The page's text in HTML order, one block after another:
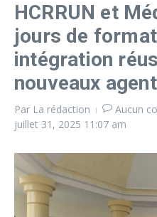
HCRRUN et
jours de
intégration
nouveaux
Par La rédaction
Aucun
juillet 31, 2025 11:07 am